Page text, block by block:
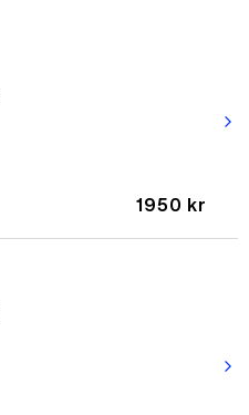
1950 kr
arrow_forward_ios
arrow_forward_ios